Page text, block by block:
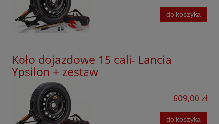
do koszyka
Koło dojazdowe 15 cali- Lancia
Ypsilon + zestaw
609,00 zł
do koszyka